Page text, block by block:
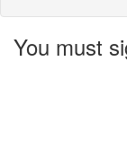
You must